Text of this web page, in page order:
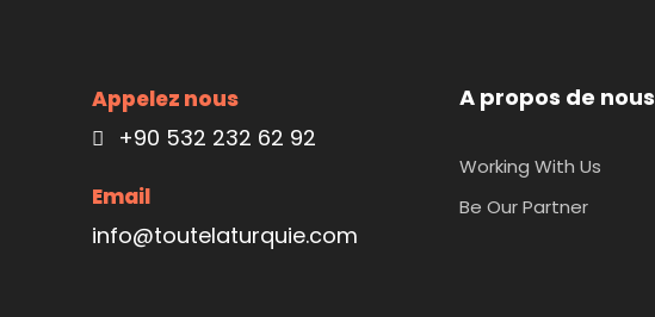
Appelez nous
+90 532 232 62 92
Email
info@toutelaturquie.com
A propos de nous
Working With Us
Be Our Partner